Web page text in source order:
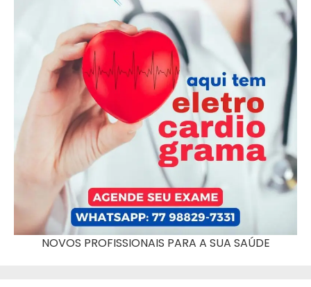
NOVOS PROFISSIONAIS PARA A SUA SAÚDE